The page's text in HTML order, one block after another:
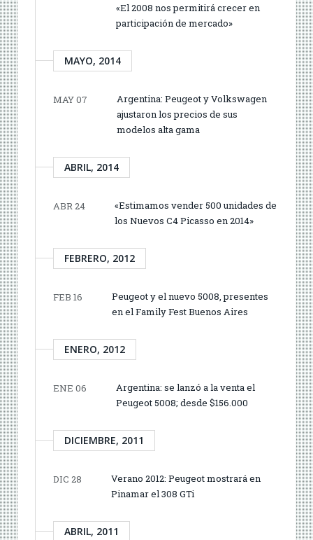
«El 2008 nos permitirá crecer en
participación de mercado»
MAYO, 2014
MAY 07
Argentina: Peugeot y Volkswagen
ajustaron los precios de sus
modelos alta gama
ABRIL, 2014
ABR 24
«Estimamos vender 500 unidades de
los Nuevos C4 Picasso en 2014»
FEBRERO, 2012
FEB 16
Peugeot y el nuevo 5008, presentes
en el Family Fest Buenos Aires
ENERO, 2012
ENE 06
Argentina: se lanzó a la venta el
Peugeot 5008; desde $156.000
DICIEMBRE, 2011
DIC 28
Verano 2012: Peugeot mostrará en
Pinamar el 308 GTi
ABRIL, 2011